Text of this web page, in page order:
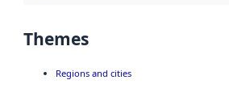
Themes
Regions and cities